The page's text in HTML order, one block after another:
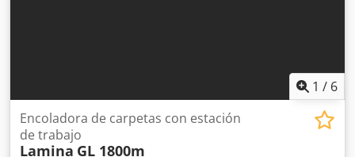
1 / 6
Encoladora de carpetas con estación
de trabajo
Lamina GL 1800m